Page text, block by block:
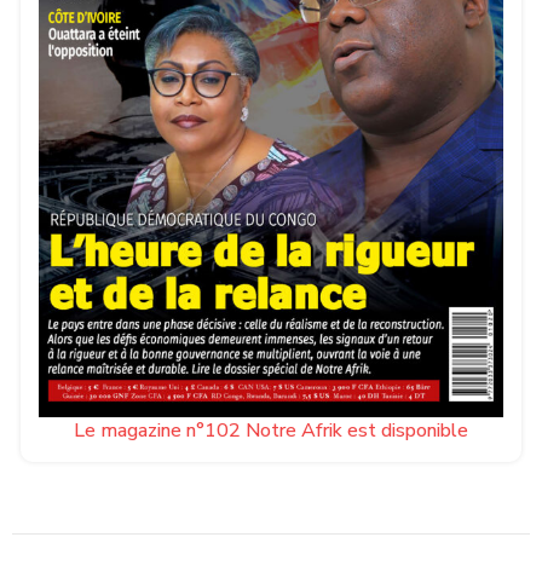
Le magazine n°102 Notre Afrik est disponible